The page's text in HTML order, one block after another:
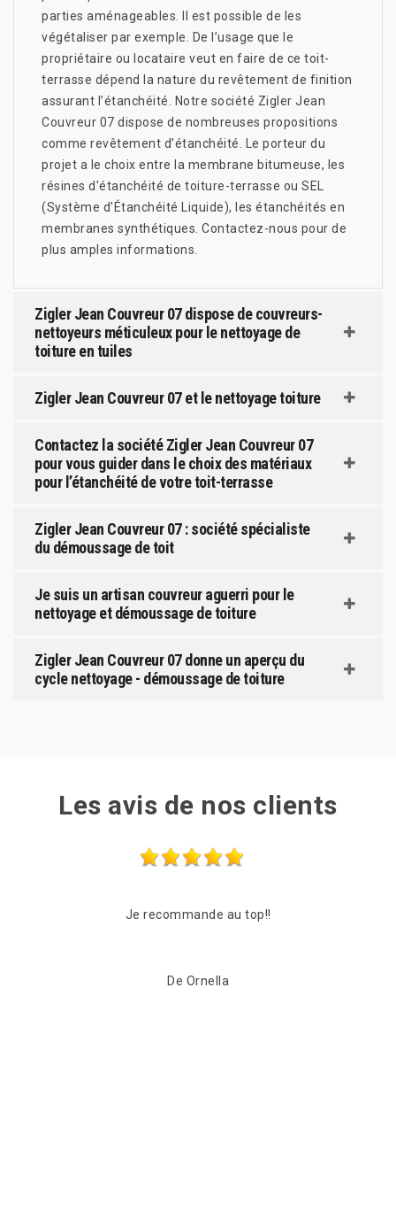
parties aménageables. Il est possible de les
végétaliser par exemple. De l’usage que le
propriétaire ou locataire veut en faire de ce toit-
terrasse dépend la nature du revêtement de finition
assurant l’étanchéité. Notre société Zigler Jean
Couvreur 07 dispose de nombreuses propositions
comme revêtement d’étanchéité. Le porteur du
projet a le choix entre la membrane bitumeuse, les
résines d'étanchéité de toiture-terrasse ou SEL
(Système d'Étanchéité Liquide), les étanchéités en
membranes synthétiques. Contactez-nous pour de
plus amples informations.
Zigler Jean Couvreur 07 dispose de couvreurs-
nettoyeurs méticuleux pour le nettoyage de
toiture en tuiles
Zigler Jean Couvreur 07 et le nettoyage toiture
Contactez la société Zigler Jean Couvreur 07
pour vous guider dans le choix des matériaux
pour l’étanchéité de votre toit-terrasse
Zigler Jean Couvreur 07 : société spécialiste
du démoussage de toit
Je suis un artisan couvreur aguerri pour le
nettoyage et démoussage de toiture
Zigler Jean Couvreur 07 donne un aperçu du
cycle nettoyage - démoussage de toiture
Les avis de nos clients
Les frères Zigler on était très réactif, passage le